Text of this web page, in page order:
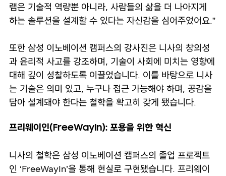
램은 기술적 역량뿐 아니라, 사람들의 삶을 더 나아지게
하는 솔루션을 설계할 수 있다는 자신감을 심어주었어요.”
또한 삼성 이노베이션 캠퍼스의 강사진은 니사의 창의성
과 윤리적 사고를 강조하며, 기술이 사회에 미치는 영향에
대해 깊이 성찰하도록 이끌었습니다. 이를 바탕으로 니사
는 기술은 의미 있고, 누구나 접근 가능해야 하며, 공감을
담아 설계돼야 한다는 철학을 확고히 갖게 됐습니다.
프리웨이인(FreeWayIn): 포용을 위한 혁신
니사의 철학은 삼성 이노베이션 캠퍼스의 졸업 프로젝트
인 ‘FreeWayIn’을 통해 현실로 구현됐습니다. 프리웨이